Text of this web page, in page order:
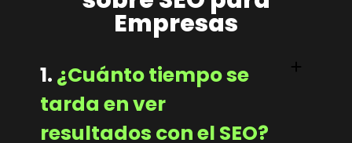
Empresas
1. ¿Cuánto tiempo se
tarda en ver
resultados con el SEO?